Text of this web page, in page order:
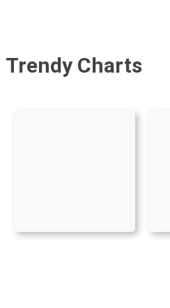
Trendy Charts